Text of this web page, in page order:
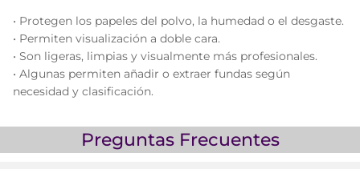
• Protegen los papeles del polvo, la humedad o el desgaste.
• Permiten visualización a doble cara.
• Son ligeras, limpias y visualmente más profesionales.
• Algunas permiten añadir o extraer fundas según
necesidad y clasificación.
Preguntas Frecuentes